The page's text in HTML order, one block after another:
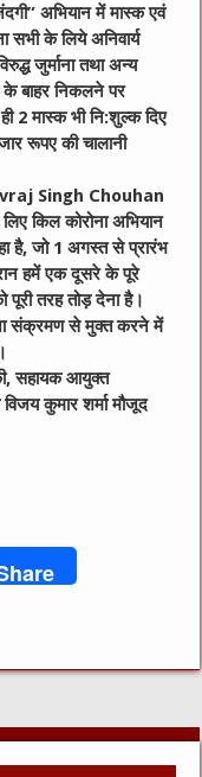
अभियान में मास्क एवं
सभी के लिये अनिवार्य
जुर्माना तथा अन्य
के बाहर निकलने पर
2 मास्क भी नि:शुल्क दिए
रूपए की चालानी
Singh Chouhan
किल कोरोना अभियान
है, जो 1 अगस्त से प्रारंभ
हमें एक दूसरे के पूरे
तरह तोड़ देना है।
संक्रमण से मुक्त करने में
सहायक आयुक्त
कुमार शर्मा मौजूद